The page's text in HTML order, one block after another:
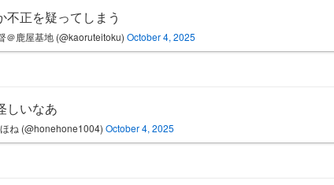
不正を疑ってしまう
＠鹿屋基地 (@kaoruteitoku) October 4, 2025
しいなあ
ね (@honehone1004) October 4, 2025